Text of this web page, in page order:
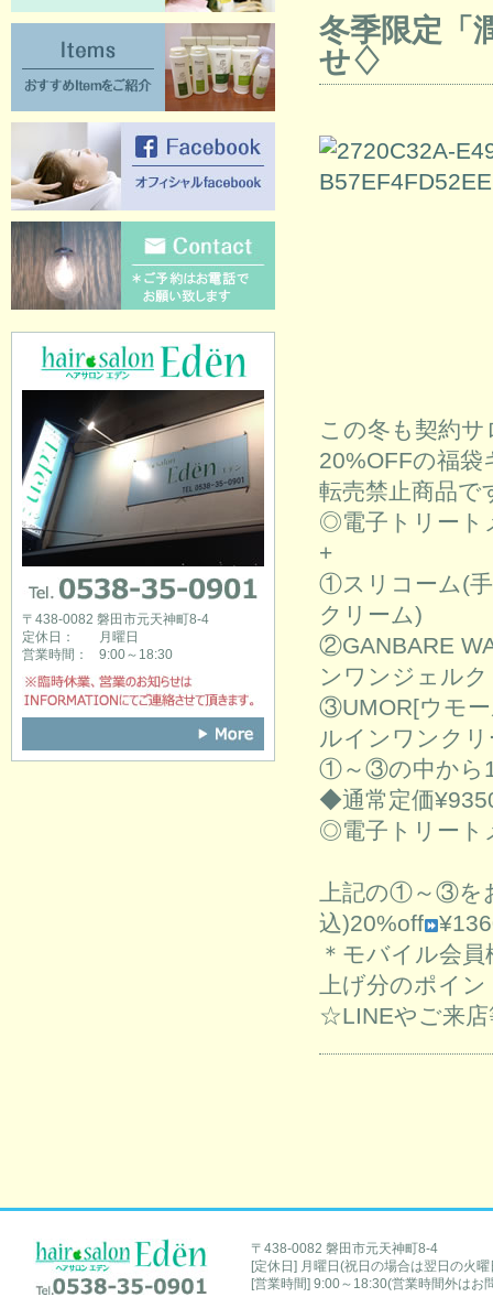
冬季限定「
せ♢
この冬も契約
20%OFFの福
転売禁止商品で
◎電子トリート
+
①スリコーム(
クリーム)
②GANBARE
ンワンジェル
③UMOR[ウモ
ルインワンク
①～③の中から
◆通常定価
◎電子トリート
上記の①～③を
込)20%off
＊モバイル会
上げ分のポイ
☆LINEやご来
Items [おすすめItemをご紹介]
0538-35-0901
〒438-0082 磐田市元天神町8-4
定休日：
月曜日
営業時間：
9:00～18:30
※臨時休業、営業のお知らせは
hair salon Eden [ヘアサロンエデン]
Tel.0538-35-0901
〒438-0082 磐田市元天神町8-4
[定休日] 月曜日(祝日の場合は翌日の火曜
[営業時間] 9:00～18:30(営業時間外はお